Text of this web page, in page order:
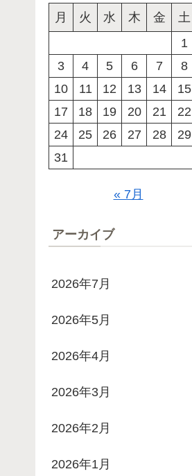
月
火 水 木 金 土
1
3
4 5 6 7 8
10
11 12 13 14 15
17
18 19 20 21 22
24
25 26 27 28 29
31
« 7月
アーカイブ
2026年7月
2026年5月
2026年4月
2026年3月
2026年2月
2026年1月